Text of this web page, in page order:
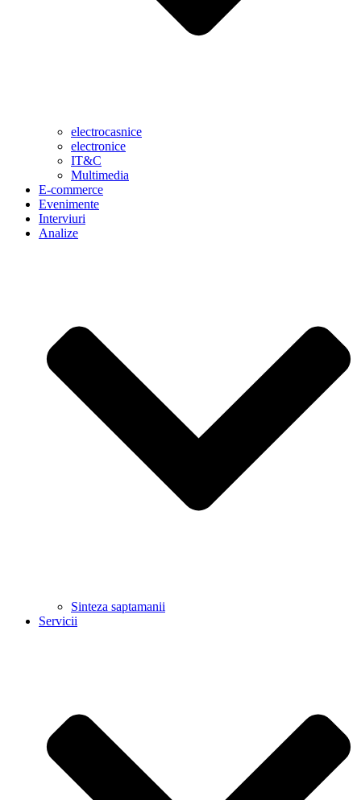
electrocasnice
electronice
IT&C
Multimedia
E-commerce
Evenimente
Interviuri
Analize
Sinteza saptamanii
Servicii